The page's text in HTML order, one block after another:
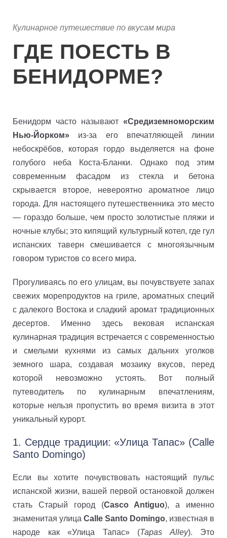
Кулинарное путешествие по вкусам мира
ГДЕ ПОЕСТЬ В
БЕНИДОРМЕ?
Бенидорм часто называют «Средиземноморским
Нью-Йорком» из-за его впечатляющей линии
небоскрёбов, которая гордо выделяется на фоне
голубого неба Коста-Бланки. Однако под этим
современным фасадом из стекла и бетона
скрывается второе, невероятно ароматное лицо
города. Для настоящего путешественника это место
— гораздо больше, чем просто золотистые пляжи и
ночные клубы; это кипящий культурный котел, где гул
испанских таверн смешивается с многоязычным
говором туристов со всего мира.
Прогуливаясь по его улицам, вы почувствуете запах
свежих морепродуктов на гриле, ароматных специй
с далекого Востока и сладкий аромат традиционных
десертов. Именно здесь вековая испанская
кулинарная традиция встречается с современностью
и смелыми кухнями из самых дальних уголков
земного шара, создавая мозаику вкусов, перед
которой невозможно устоять. Вот полный
путеводитель по кулинарным впечатлениям,
которые нельзя пропустить во время визита в этот
уникальный курорт.
1. Сердце традиции: «Улица Тапас» (Calle
Santo Domingo)
Если вы хотите почувствовать настоящий пульс
испанской жизни, вашей первой остановкой должен
стать Старый город (Casco Antiguo), а именно
знаменитая улица Calle Santo Domingo, известная в
народе как «Улица Тапас» (Tapas Alley). Это